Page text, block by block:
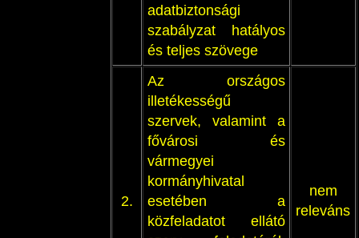
adatbiztonsági
szabályzat hatályos
és teljes szövege
2.
Az országos
illetékességű
szervek, valamint a
fővárosi és
vármegyei
kormányhivatal
esetében a
közfeladatot ellátó
nem
releváns